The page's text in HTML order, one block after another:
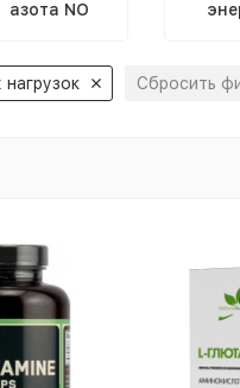
азота NO
Сбросить